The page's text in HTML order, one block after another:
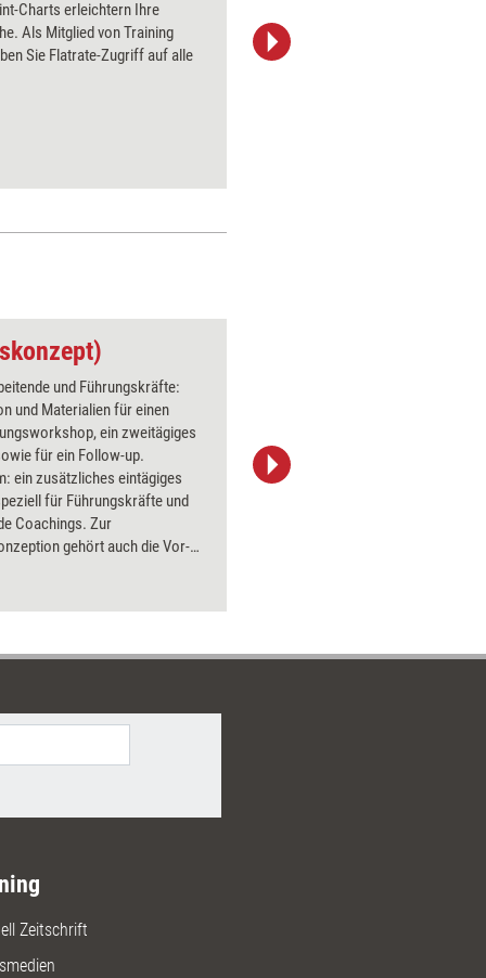
Charts erleichtern Ihre
Als Mitglied von Training
Sie Flatrate-Zugriff auf alle
und Führungskräfte:
und Materialien für einen
ein zweitägiges
für ein Follow-up.
ein zusätzliches eintägiges
für Führungskräfte und
Coachings. Zur
gehört auch die Vor-
kann gleichermaßen
erfolgen. Die Maßnahmen
runden das Konzept ab. Die
günter (moritz320)/Pixabay.de
Zeitschrift